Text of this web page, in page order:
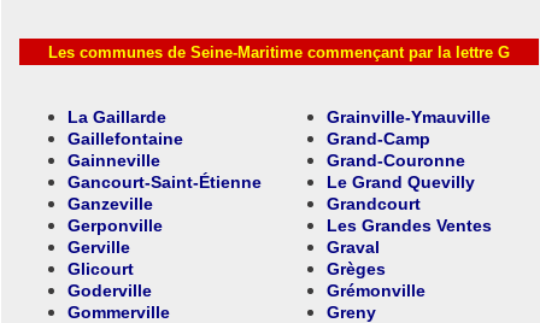
Les communes de Seine-Maritime commençant par la lettre G
La Gaillarde
Gaillefontaine
Gainneville
Gancourt-Saint-Étienne
Ganzeville
Gerponville
Gerville
Glicourt
Goderville
Gommerville
Grainville-Ymauville
Grand-Camp
Grand-Couronne
Le Grand Quevilly
Grandcourt
Les Grandes Ventes
Graval
Grèges
Grémonville
Greny